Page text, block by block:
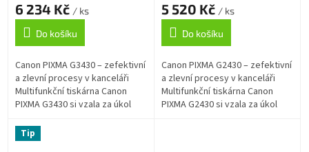
6 234 Kč / ks
Do košíku
Canon PIXMA G3430 – zefektivní
a zlevní procesy v kanceláři
Multifunkční tiskárna Canon
PIXMA G3430 si vzala za úkol
výrazné úspory nákladů.
Podporuje...
5 520 Kč / ks
Do košíku
Canon PIXMA G2430 – zefektivní
a zlevní procesy v kanceláři
Multifunkční tiskárna Canon
PIXMA G2430 si vzala za úkol
Tip